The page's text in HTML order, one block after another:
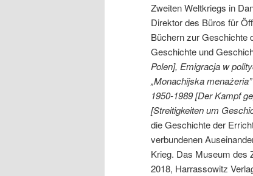
Zweiten Weltkriegs in
Direktor des Büros für
Büchern zur Geschichte
Geschichte und
Polen], Emigracja w
„Monachijska
1950-1989 [Der Kampf
[Streitigkeiten um
die Geschichte der
verbundenen
Krieg. Das Museum des
2018, Harrassowitz